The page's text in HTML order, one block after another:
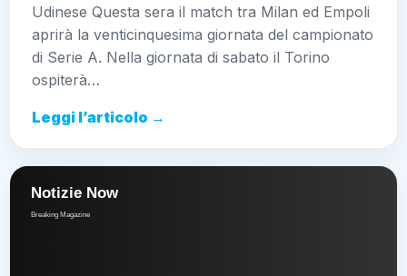
Udinese Questa sera il match tra Milan ed Empoli
aprirà la venticinquesima giornata del campionato
di Serie A. Nella giornata di sabato il Torino
ospiterà…
Leggi l’articolo →